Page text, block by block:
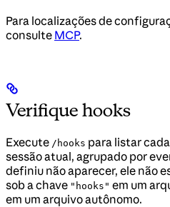
Para localizações de
consulte MCP.
Verifique hooks
Execute /hooks para listar
sessão atual, agrupado por
definiu não aparecer, ele não
sob a chave "hooks" em um
em um arquivo autônomo.